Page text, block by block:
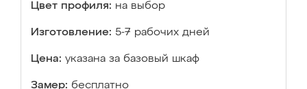
Цвет профиля: на выбор
Изготовление: 5-7 рабочих дней
Цена: указана за базовый шкаф
Замер: бесплатно